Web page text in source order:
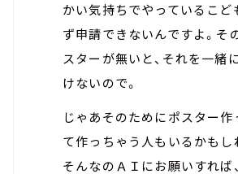
かい気持ちでやっているこど
ず申請できないんですよ。そ
スターが無いと、それを一緒
けないので。
じゃあそのためにポスター作
て作っちゃう人もいるかもし
そんなのＡＩにお願いすれば